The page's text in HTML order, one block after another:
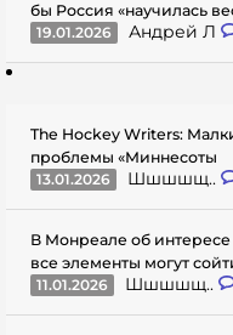
бы Россия «научилась
19.01.2026
Андрей Л
The Hockey Writers:
проблемы «Миннесоты
13.01.2026
Шшшшщ..
В Монреале об
все элементы могут
11.01.2026
Шшшшщ..